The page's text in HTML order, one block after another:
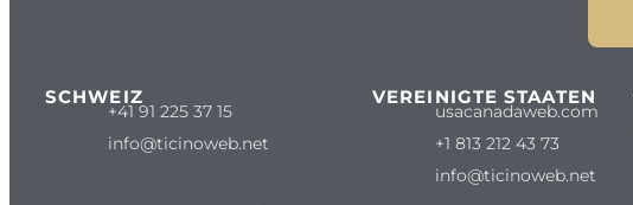
SCHWEIZ
+41 91 225 37 15
info@ticinoweb.net
VEREINIGTE STAATEN
usacanadaweb.com
+1 813 212 43 73
info@ticinoweb.net